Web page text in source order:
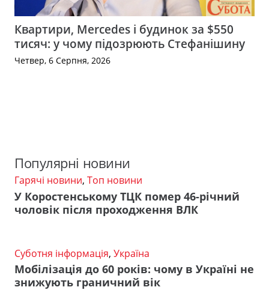
Квартири, Mercedes і будинок за $550
тисяч: у чому підозрюють Стефанішину
Четвер, 6 Серпня, 2026
Популярні новини
Гарячі новини, Топ новини
У Коростенському ТЦК помер 46-річний
чоловік після проходження ВЛК
Суботня інформація, Україна
Мобілізація до 60 років: чому в Україні не
знижують граничний вік